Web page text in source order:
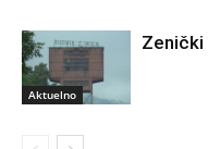
Aktuelno
Zenički